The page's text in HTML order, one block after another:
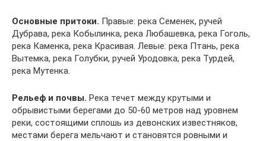
Основные притоки. Правые: река Семенек, ручей
Дубрава, река Кобылинка, река Любашевка, река Гоголь,
река Каменка, река Красивая. Левые: река Птань, река
Вытемка, река Голубки, ручей Уродовка, река Турдей,
река Мутенка.
Рельеф и почвы. Река течет между крутыми и
обрывистыми берегами до 50-60 метров над уровнем
реки, состоящими сплошь из девонских известняков,
местами берега мельчают и становятся ровными и